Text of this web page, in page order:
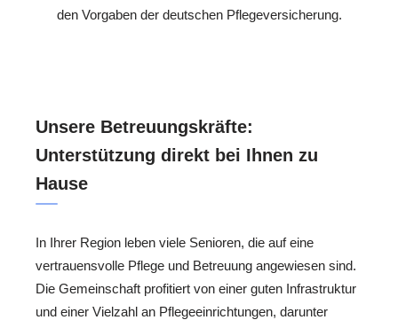
den Vorgaben der deutschen Pflegeversicherung.
Unsere Betreuungskräfte:
Unterstützung direkt bei Ihnen zu
Hause
In Ihrer Region leben viele Senioren, die auf eine
vertrauensvolle Pflege und Betreuung angewiesen sind.
Die Gemeinschaft profitiert von einer guten Infrastruktur
und einer Vielzahl an Pflegeeinrichtungen, darunter